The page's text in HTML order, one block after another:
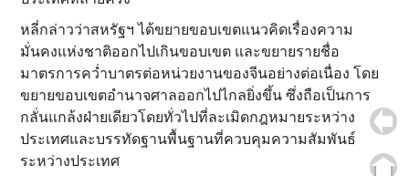
หลี่กล่าวว่าสหรัฐฯ ได้ขยายขอบเขตแนวคิดเรื่องความ
มั่นคงแห่งชาติออกไปเกินขอบเขต และขยายรายชื่อ
มาตรการคว่ำบาตรต่อหน่วยงานของจีนอย่างต่อเนื่อง โดย
ขยายขอบเขตอำนาจศาลออกไปไกลยิ่งขึ้น ซึ่งถือเป็นการ
กลั่นแกล้งฝ่ายเดียวโดยทั่วไปที่ละเมิดกฎหมายระหว่าง
ประเทศและบรรทัดฐานพื้นฐานที่ควบคุมความสัมพันธ์
ระหว่างประเทศ